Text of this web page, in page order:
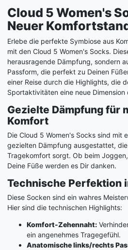
Cloud 5 Women's
Neuer
Erlebe die perfekte Symbiose aus
mit den Cloud 5 Women's Socks.
herausragende Dämpfung, sondern
Passform, die perfekt zu Deinen
einer Reise durch die Highlights, die
Sportaktivitäten eine neue Dimension
Gezielte Dämpfung für
Komfort
Die Cloud 5 Women's Socks sind mit
gezielten Dämpfung ausgestattet,
Tragekomfort sorgt. Ob beim
Deine Füße werden es Dir danken.
Technische Perfektion
Diese Socken sind ein wahres
Hier sind die technischen Highlights:
Komfort-Zehennaht:
ein angenehmes Tragegefühl.
Anatomische links/rechts